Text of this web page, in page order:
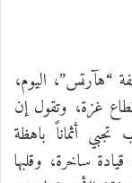
“هآرتس”، اليوم،
غزة، وتقول إن
أثماناً باهظة
ساخرة، وقلبها